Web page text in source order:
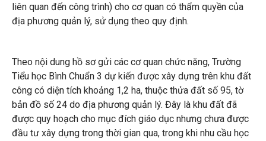
liên quan đến công trình) cho cơ quan có thẩm quyền của
địa phương quản lý, sử dụng theo quy định.
Theo nội dung hồ sơ gửi các cơ quan chức năng, Trường
Tiểu học Bình Chuẩn 3 dự kiến được xây dựng trên khu đất
công có diện tích khoảng 1,2 ha, thuộc thửa đất số 95, tờ
bản đồ số 24 do địa phương quản lý. Đây là khu đất đã
được quy hoạch cho mục đích giáo dục nhưng chưa được
đầu tư xây dựng trong thời gian qua, trong khi nhu cầu học